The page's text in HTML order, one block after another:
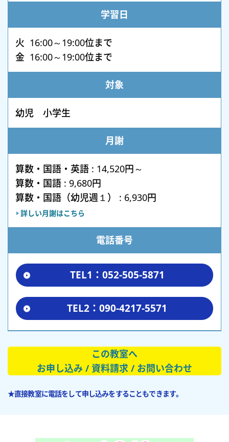
学習日
火 16:00～19:00位まで
金 16:00～19:00位まで
対象
幼児 小学生
月謝
算数・国語・英語 : 14,520円～
算数・国語 : 9,680円
算数・国語（幼児週１） : 6,930円
詳しい月謝はこちら
電話番号
TEL1：052-505-5871
TEL2：090-4217-5571
この教室へ
お申し込み / 資料請求 / お問い合わせ
★直接教室に電話をして申し込みをすることもできます。